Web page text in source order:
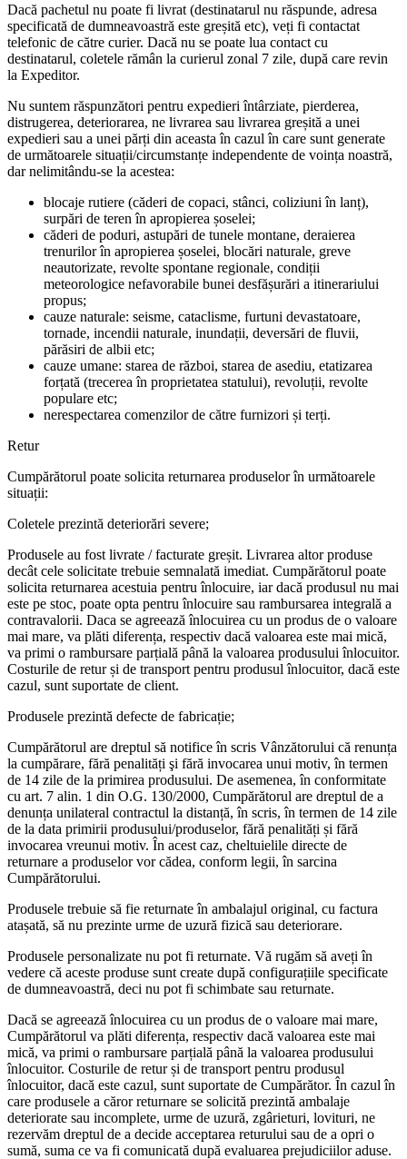
Dacă pachetul nu poate fi livrat (destinatarul nu răspunde, adresa
specificată de dumneavoastră este greșită etc), veți fi contactat
telefonic de către curier. Dacă nu se poate lua contact cu
destinatarul, coletele rămân la curierul zonal 7 zile, după care revin
la Expeditor.
Nu suntem răspunzători pentru expedieri întârziate, pierderea,
distrugerea, deteriorarea, ne livrarea sau livrarea greșită a unei
expedieri sau a unei părți din aceasta în cazul în care sunt generate
de următoarele situații/circumstanțe independente de voința noastră,
dar nelimitându-se la acestea:
blocaje rutiere (căderi de copaci, stânci, coliziuni în lanț),
surpări de teren în apropierea șoselei;
căderi de poduri, astupări de tunele montane, deraierea
trenurilor în apropierea șoselei, blocări naturale, greve
neautorizate, revolte spontane regionale, condiții
meteorologice nefavorabile bunei desfășurări a itinerariului
propus;
cauze naturale: seisme, cataclisme, furtuni devastatoare,
tornade, incendii naturale, inundații, deversări de fluvii,
părăsiri de albii etc;
cauze umane: starea de război, starea de asediu, etatizarea
forțată (trecerea în proprietatea statului), revoluții, revolte
populare etc;
nerespectarea comenzilor de către furnizori și terți.
Retur
Cumpărătorul poate solicita returnarea produselor în următoarele
situații:
Coletele prezintă deteriorări severe;
Produsele au fost livrate / facturate greșit. Livrarea altor produse
decât cele solicitate trebuie semnalată imediat. Cumpărătorul poate
solicita returnarea acestuia pentru înlocuire, iar dacă produsul nu mai
este pe stoc, poate opta pentru înlocuire sau rambursarea integrală a
contravalorii. Daca se agreează înlocuirea cu un produs de o valoare
mai mare, va plăti diferența, respectiv dacă valoarea este mai mică,
va primi o rambursare parțială până la valoarea produsului înlocuitor.
Costurile de retur și de transport pentru produsul înlocuitor, dacă este
cazul, sunt suportate de client.
Produsele prezintă defecte de fabricație;
Cumpărătorul are dreptul să notifice în scris Vânzătorului că renunța
la cumpărare, fără penalități şi fără invocarea unui motiv, în termen
de 14 zile de la primirea produsului. De asemenea, în conformitate
cu art. 7 alin. 1 din O.G. 130/2000, Cumpărătorul are dreptul de a
denunța unilateral contractul la distanță, în scris, în termen de 14 zile
de la data primirii produsului/produselor, fără penalități și fără
invocarea vreunui motiv. În acest caz, cheltuielile directe de
returnare a produselor vor cădea, conform legii, în sarcina
Cumpărătorului.
Produsele trebuie să fie returnate în ambalajul original, cu factura
atașată, să nu prezinte urme de uzură fizică sau deteriorare.
Produsele personalizate nu pot fi returnate. Vă rugăm să aveți în
vedere că aceste produse sunt create după configurațiile specificate
de dumneavoastră, deci nu pot fi schimbate sau returnate.
Dacă se agreează înlocuirea cu un produs de o valoare mai mare,
Cumpărătorul va plăti diferența, respectiv dacă valoarea este mai
mică, va primi o rambursare parțială până la valoarea produsului
înlocuitor. Costurile de retur și de transport pentru produsul
înlocuitor, dacă este cazul, sunt suportate de Cumpărător. În cazul în
care produsele a căror returnare se solicită prezintă ambalaje
deteriorate sau incomplete, urme de uzură, zgârieturi, lovituri, ne
rezervăm dreptul de a decide acceptarea returului sau de a opri o
sumă, suma ce va fi comunicată după evaluarea prejudiciilor aduse.